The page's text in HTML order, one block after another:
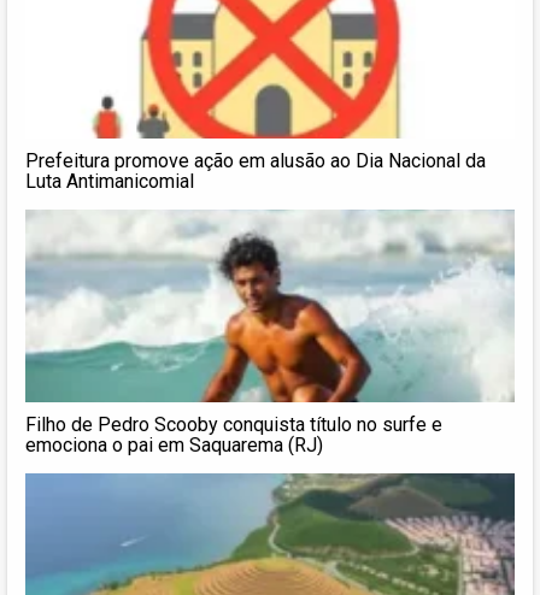
Prefeitura promove ação em alusão ao Dia Nacional da
Luta Antimanicomial
Filho de Pedro Scooby conquista título no surfe e
emociona o pai em Saquarema (RJ)